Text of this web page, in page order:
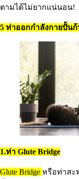
ตามได้ไม่ยากแน่นอน!
5 ท่าออกกำลังกายปั้น
1.ท่า Glute Bridge
Glute Bridge หรือท่าสะ